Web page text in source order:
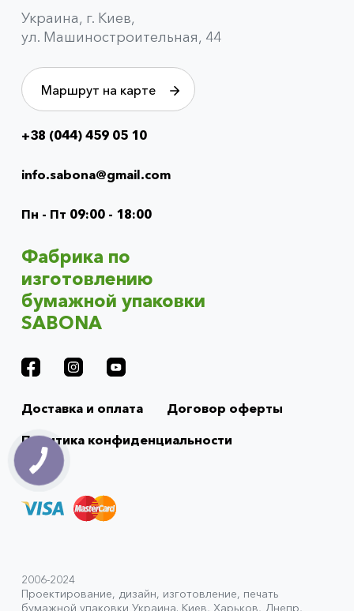
Украина, г. Киев,
ул. Машиностроительная, 44
Маршрут на карте
+38 (044) 459 05 10
info.sabona@gmail.com
Пн - Пт 09:00 - 18:00
Фабрика по
изготовлению
бумажной упаковки
SABONA
menu
Доставка и оплата
Договор оферты
Политика конфиденциальности
2006-2024
Проектирование, дизайн, изготовление, печать
бумажной упаковки Украина. Киев, Харьков, Днепр,